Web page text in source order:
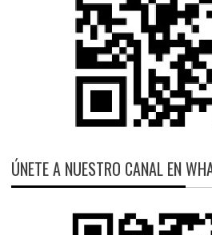
ÚNETE A NUESTRO CANAL EN